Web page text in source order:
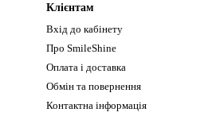
Клієнтам
Вхід до кабінету
Про SmileShine
Оплата і доставка
Обмін та повернення
Контактна інформація